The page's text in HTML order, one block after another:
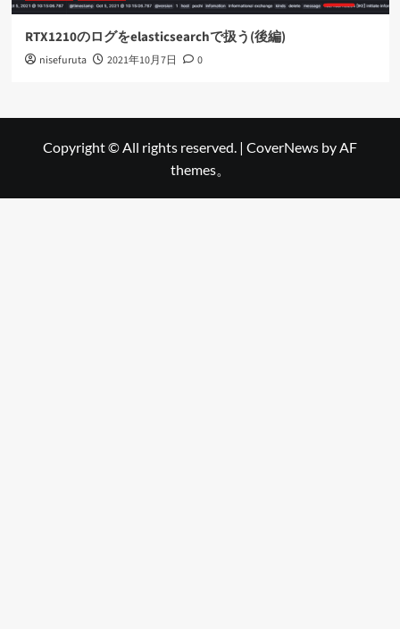
RTX1210のログをelasticsearchで扱う(後編)
nisefuruta 2021年10月7日 0
Copyright © All rights reserved. | CoverNews by AF
themes。